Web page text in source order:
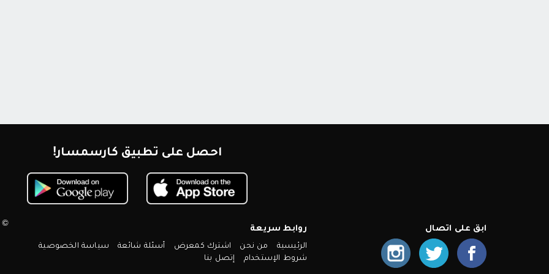
احصل على تطبيق كارسمسار!
ابق على اتصال روابط سريعة
الرئيسية من نحن اشترك كمعرض أسئلة شائعة
سياسة الخصوصية
شروط الإستخدام
إتصل بنا
© 2026 كارسمسار. جميع